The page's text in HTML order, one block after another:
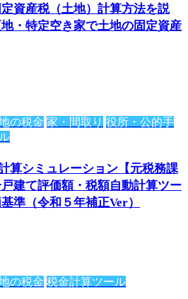
資産税（土地）計算方法を説
・特定空き家で土地の固定資産
の税金 家・間取り 役所・公的手
算シミュレーション【元税務課
建て評価額・税額自動計算ツー
準（令和５年補正Ver）
の税金 税金計算ツール